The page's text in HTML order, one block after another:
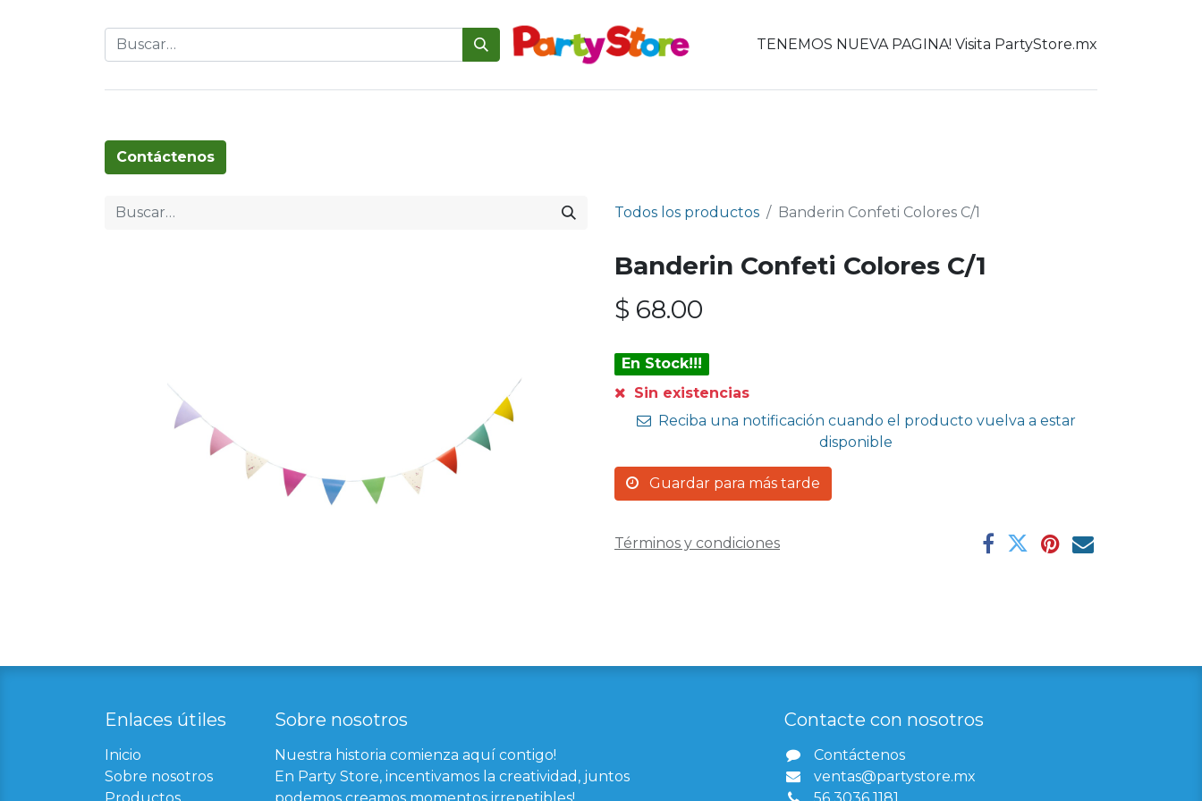
TENEMOS NUEVA PAGINA! Visita PartyStore.mx
Contáctenos
Todos los productos Banderin Confeti Colores C/1
Banderin Confeti Colores C/1
$ 68.00
En Stock!!!
Sin existencias
Reciba una notificación cuando el producto vuelva a estar
disponible
Guardar para más tarde
Términos y condiciones
Enlaces útil​es
Inicio
Sobre nosotros
Sobre nosotros
Nuestra historia comienza aquí contigo!
En Party Store, incentivamos la creatividad, juntos
Contacte con nosotros
Contáctenos
ventas@partystore.mx